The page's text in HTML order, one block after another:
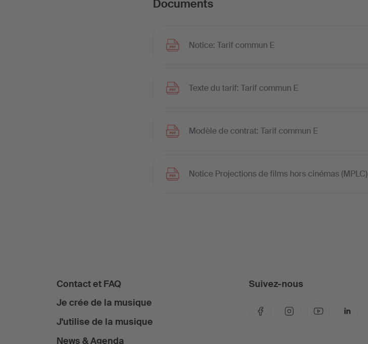
Documents
Notice: Tarif commun E
Texte du tarif: Tarif commun E
Modèle de contrat: Tarif commun E
Notice Projections de films hors cinémas (MPLC)
Contact et FAQ
Je crée de la musique
J'utilise de la musique
News & Agenda
Suivez-nous
FacebookInstagram